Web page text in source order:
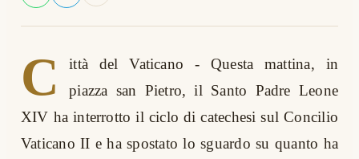
C
ittà del Vaticano - Questa mattina, in
piazza san Pietro, il Santo Padre Leone
XIV ha interrotto il ciclo di catechesi sul Concilio
Vaticano II e ha spostato lo sguardo su quanto ha